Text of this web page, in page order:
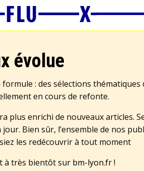
évolue
: des sélections
en cours de refonte.
plus enrichi de nouveaux articles.
Bien sûr, l’ensemble de nos
les redécouvrir à tout moment
à très bientôt sur bm-lyon.fr!